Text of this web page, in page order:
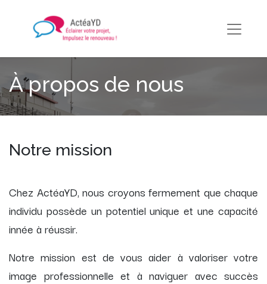
À propos de nous
Notre mission
Chez ActéaYD, nous croyons fermement que chaque
individu possède un potentiel unique et une capacité
innée à réussir.
Notre mission est de vous aider à valoriser votre
image professionnelle et à naviguer avec succès